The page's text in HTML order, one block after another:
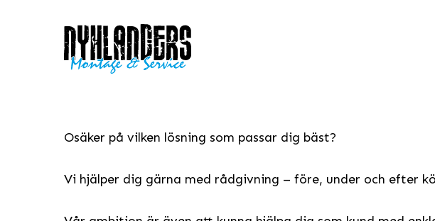
Osäker på vilken lösning som passar dig bäst?
Vi hjälper dig gärna med rådgivning – före, under och efter